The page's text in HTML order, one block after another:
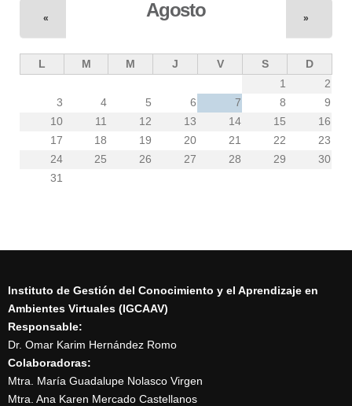
Agosto
« »
L M M J V S
D
1
2
3
4 5 6 7 8
9
10
11 12 13 14 15
16
17
18 19 20 21 22
23
24
25 26 27 28 29
30
31
Instituto de Gestión del Conocimiento y el Aprendizaje en
Ambientes Virtuales (IGCAAV)
Responsable:
Dr. Omar Karim Hernández Romo
Colaboradoras:
Mtra. María Guadalupe Nolasco Virgen
Mtra. Ana Karen Mercado Castellanos